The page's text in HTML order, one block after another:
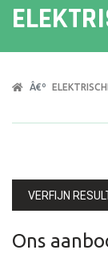
VERFIJN
Ons